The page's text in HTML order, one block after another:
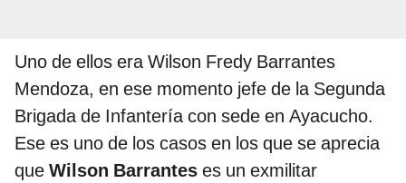
Uno de ellos era Wilson Fredy Barrantes
Mendoza, en ese momento jefe de la Segunda
Brigada de Infantería con sede en Ayacucho.
Ese es uno de los casos en los que se aprecia
que Wilson Barrantes es un exmilitar